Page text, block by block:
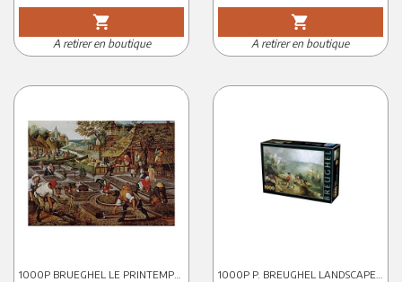
shopping_cart
A retirer en boutique
shopping_cart
A retirer en boutique
1000P P. BREUGHEL LANDSCAPE D-TOYS